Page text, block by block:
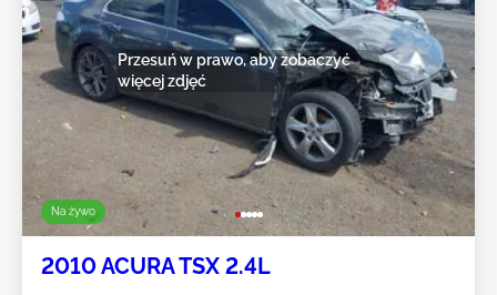
Na żywo
Przesuń w prawo, aby zobaczyć
więcej zdjęć
2010 ACURA TSX 2.4L